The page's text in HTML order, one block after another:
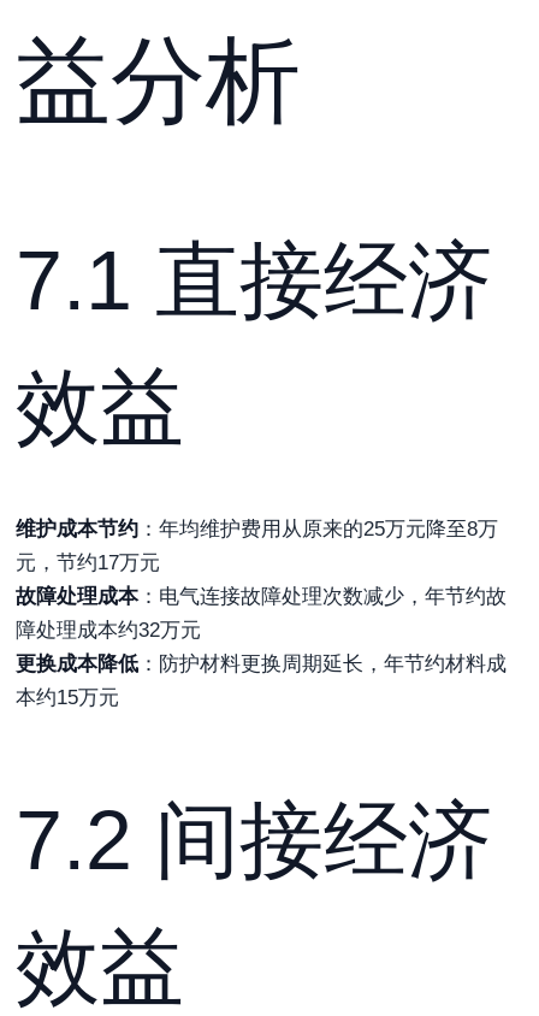
益分析
7.1 直接经济
效益
维护成本节约 ：年均维护费用从原来的25万元降至8万
元，节约17万元
故障处理成本：电气连接故障处理次数减少，年节约故
障处理成本约32万元
更换成本降低 ：防护材料更换周期延长，年节约材料成
本约15万元
7.2 间接经济
效益